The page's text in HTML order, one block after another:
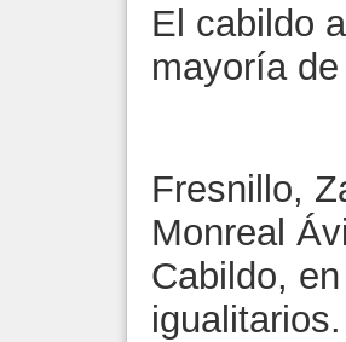
El cabildo
mayoría
Fresnillo,
Monreal
Cabildo,
igualitarios.